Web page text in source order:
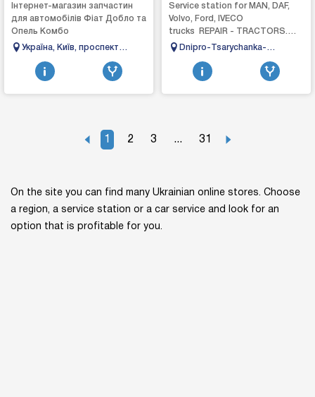
Інтернет-магазин запчастин
для автомобілів Фіат Добло та
Опель Комбо
Україна, Київ, проспект
Свободи 6а
Service station for MAN, DAF,
Volvo, Ford, IVECO
trucks REPAIR - TRACTORS.
TRAILERS. SEMI-TRAILERS.
stand fo...
Dnipro-Tsarychanka-
Kobelyaki-Reshetylivka
highway, 24 km
1 2 3 ... 31
On the site you can find many Ukrainian online stores. Choose
a region, a service station or a car service and look for an
option that is profitable for you.